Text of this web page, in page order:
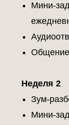
Мини-
Общение
Неделя 2
Зум-
Мини-